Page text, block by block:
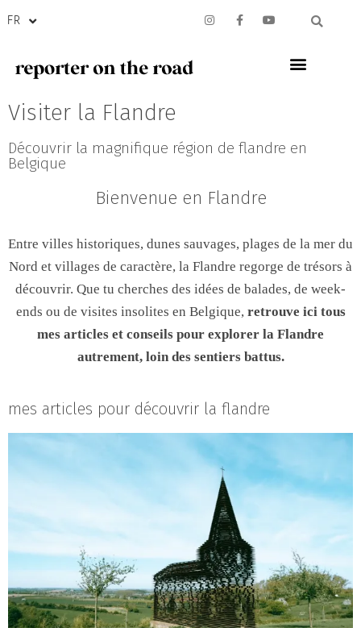
FR
Visiter la Flandre
Découvrir la magnifique région de flandre en
Belgique
Bienvenue en Flandre
Entre villes historiques, dunes sauvages, plages de la mer du
Nord et villages de caractère, la Flandre regorge de trésors à
découvrir. Que tu cherches des idées de balades, de week-
ends ou de visites insolites en Belgique, retrouve ici tous
mes articles et conseils pour explorer la Flandre
autrement, loin des sentiers battus.
mes articles pour découvrir la flandre